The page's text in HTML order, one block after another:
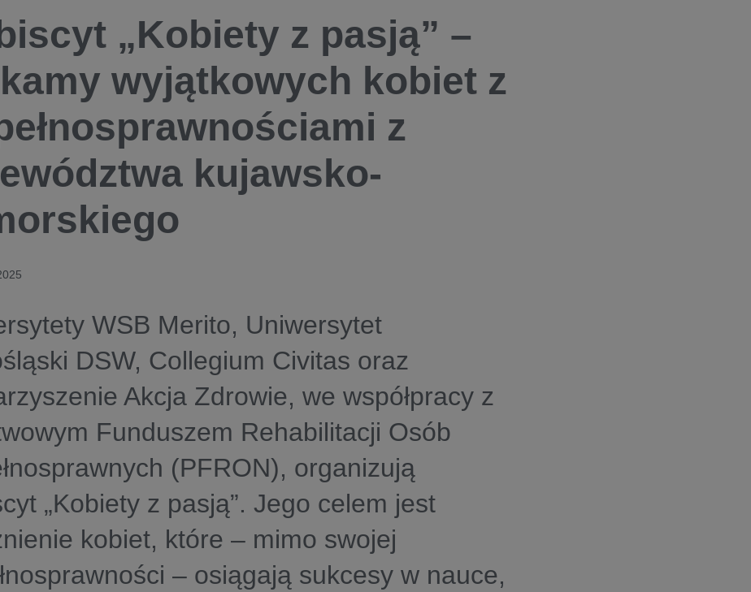
„Kobiety z pasją” –
wyjątkowych kobiet z
z
kujawsko-
WSB Merito, Uniwersytet
DSW, Collegium Civitas oraz
Akcja Zdrowie, we współpracy z
Funduszem Rehabilitacji Osób
(PFRON), organizują
„Kobiety z pasją”. Jego celem jest
kobiet, które – mimo swojej
– osiągają sukcesy w nauce,